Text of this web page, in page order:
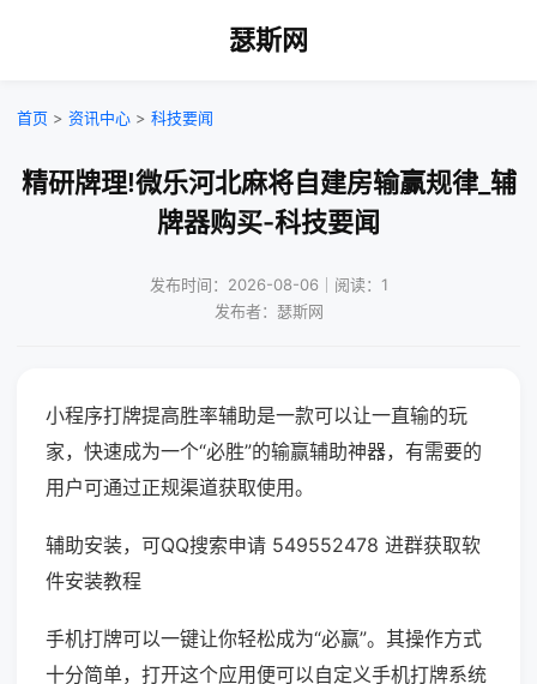
瑟斯网
首页 > 资讯中心 > 科技要闻
精研牌理!微乐河北麻将自建房输赢规律_辅
牌器购买-科技要闻
发布时间：2026-08-06｜阅读：1
发布者：瑟斯网
小程序打牌提高胜率辅助是一款可以让一直输的玩
家，快速成为一个“必胜”的输赢辅助神器，有需要的
用户可通过正规渠道获取使用。
辅助安装，可QQ搜索申请 549552478 进群获取软
件安装教程
手机打牌可以一键让你轻松成为“必赢”。其操作方式
十分简单，打开这个应用便可以自定义手机打牌系统